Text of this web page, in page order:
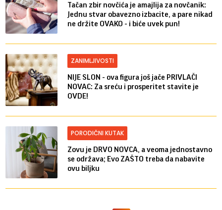
Tačan zbir novčića je amajlija za novčanik:
Jednu stvar obavezno izbacite, a pare nikad
ne držite OVAKO - i biće uvek pun!
ZANIMLJIVOSTI
NIJE SLON - ova figura još jače PRIVLAČI
NOVAC: Za sreću i prosperitet stavite je
OVDE!
PORODIČNI KUTAK
Zovu je DRVO NOVCA, a veoma jednostavno
se održava; Evo ZAŠTO treba da nabavite
ovu biljku